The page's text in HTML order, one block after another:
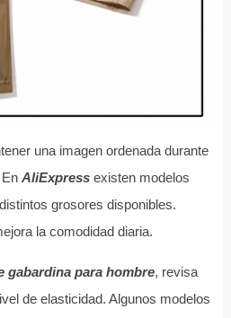
una imagen ordenada durante
AliExpressexisten modelos
grosores disponibles.
la comodidad diaria.
gabardina para hombre, revisa
de elasticidad. Algunos modelos